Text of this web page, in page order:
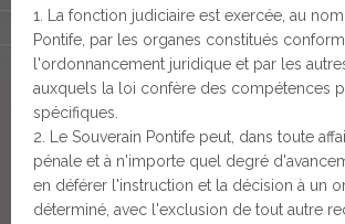
La fonction judiciaire est exercée, au
Pontife, par les organes constitués
l'ordonnancement juridique et par les
auxquels la loi confère des compétences
spécifiques.
Le Souverain Pontife peut, dans toute
pénale et à n'importe quel degré
en déférer l'instruction et la décision à un
déterminé, avec l'exclusion de tout autre